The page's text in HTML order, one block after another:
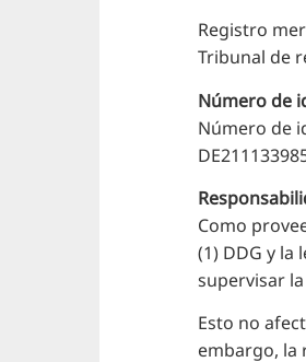
Registro
Tribunal de
Número de
Número de
Como
(1) DDG y la
supervisar
Esto no
embargo, la